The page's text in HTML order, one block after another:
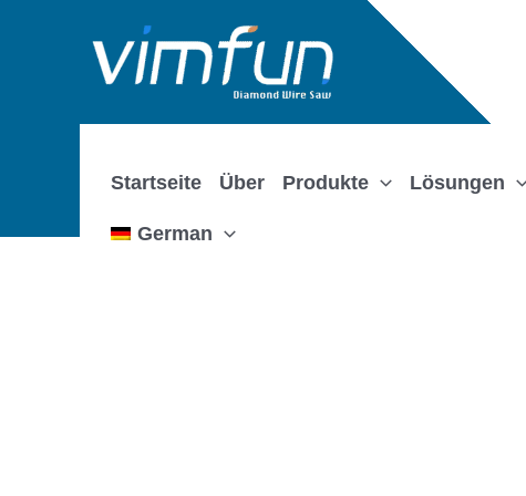
Startseite Über Produkte Lösungen
German